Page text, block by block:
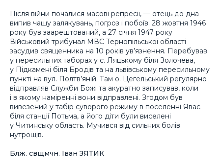
Після війни почалися масові репресії, — отець до дна
випив чашу залякувань, погроз і побоїв. 28 жовтня 1946
року був заарештований, а 27 січня 1947 року
Військовий трибунал МВС Тернопільської області
засудив священника на 10 років ув’язнення. Перебував
у пересильних таборах у с. Ляцькому біля Золочева,
у Підкамені біля Бродів та на львівському пересильному
пункті на вул. Полтв’яній. Там о. Цегельський регулярно
відправляв Служби Божі та акуратно записував, коли
і в якому наміренні вони відправлені. Згодом був
вивезений у табір суворого режиму в поселенні Явас
біля станції Потьма, а його діти були виселені
у Читинську область. Мучився від сильних болів
нутрощів.
Блж. свщмчн. Іван ЗЯТИК